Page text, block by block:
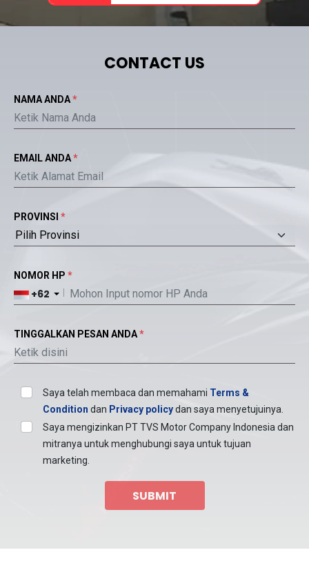
CONTACT US
NAMA ANDA*
EMAIL ANDA*
PROVINSI *
NOMOR HP *
+62
TINGGALKAN PESAN ANDA*
Saya telah membaca dan memahami Terms &
Condition dan Privacy policydan saya menyetujuinya.
Saya mengizinkan PT TVS Motor Company Indonesia dan
mitranya untuk menghubungi saya untuk tujuan
marketing.
SUBMIT